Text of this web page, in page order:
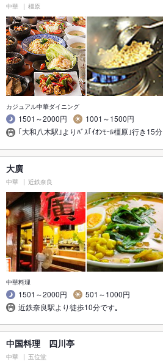
中華 橿原
カジュアル中華ダイニング
1501～2000円
1001～1500円
｢大和八木駅｣よりﾊﾞｽ｢ｲｵﾝﾓｰﾙ橿原｣行き15分
大廣
中華 近鉄奈良
中華料理
1501～2000円
501～1000円
近鉄奈良駅より徒歩10分です｡
中国料理 四川亭
中華 五位堂